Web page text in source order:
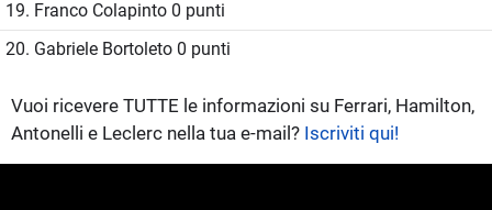
19. Franco Colapinto 0 punti
20. Gabriele Bortoleto 0 punti
Vuoi ricevere TUTTE le informazioni su Ferrari, Hamilton,
Antonelli e Leclerc nella tua e-mail? Iscriviti qui!